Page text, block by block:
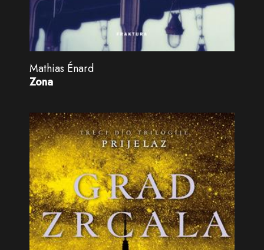
Mathias Énard
Zona